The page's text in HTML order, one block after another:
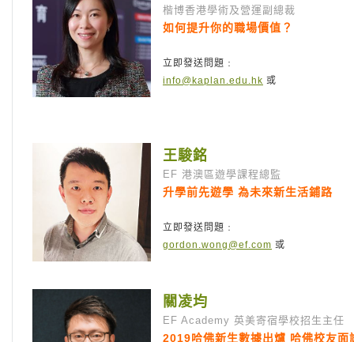
楷博香港學術及營運副總裁
如何提升你的職場價值？
立即發送問題﹕
info@kaplan.edu.hk 或
王駿銘
EF 港澳區遊學課程總監
升學前先遊學 為未來新生活鋪路
立即發送問題﹕
gordon.wong@ef.com 或
關凌均
EF Academy 英美寄宿學校招生主任
2019哈佛新生數據出爐 哈佛校友面